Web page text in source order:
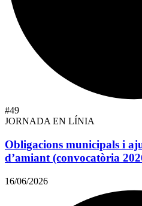
#49
JORNADA EN LÍNIA
Obligacions municipals i
d’amiant (convocatòria
16/06/2026